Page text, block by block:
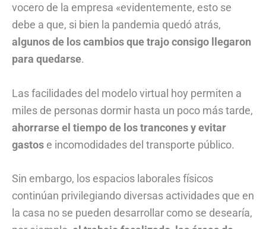
vocero de la empresa «evidentemente, esto se
debe a que, si bien la pandemia quedó atrás,
algunos de los cambios que trajo consigo llegaron
para quedarse.
Las facilidades del modelo virtual hoy permiten a
miles de personas dormir hasta un poco más tarde,
ahorrarse el tiempo de los trancones y evitar
gastos e incomodidades del transporte público.
Sin embargo, los espacios laborales físicos
continúan privilegiando diversas actividades que en
la casa no se pueden desarrollar como se desearía,